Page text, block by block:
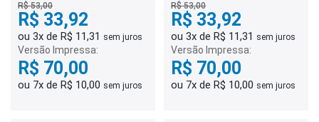
R$ 53,00
R$ 33,92
ou 3x de R$ 11,31 sem juros
Versão Impressa:
R$ 70,00
ou 7x de R$ 10,00 sem juros
R$ 53,00
R$ 33,92
ou 3x de R$ 11,31 sem juros
Versão Impressa:
R$ 70,00
ou 7x de R$ 10,00 sem juros